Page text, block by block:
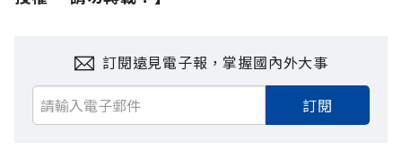
訂閱遠見電子報，掌握國內外大事
訂閱